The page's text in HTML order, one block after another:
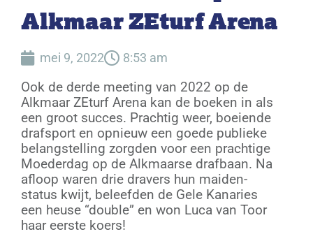
Alkmaar ZEturf Arena
mei 9, 2022 8:53 am
Ook de derde meeting van 2022 op de
Alkmaar ZEturf Arena kan de boeken in als
een groot succes. Prachtig weer, boeiende
drafsport en opnieuw een goede publieke
belangstelling zorgden voor een prachtige
Moederdag op de Alkmaarse drafbaan. Na
afloop waren drie dravers hun maiden-
status kwijt, beleefden de Gele Kanaries
een heuse “double” en won Luca van Toor
haar eerste koers!